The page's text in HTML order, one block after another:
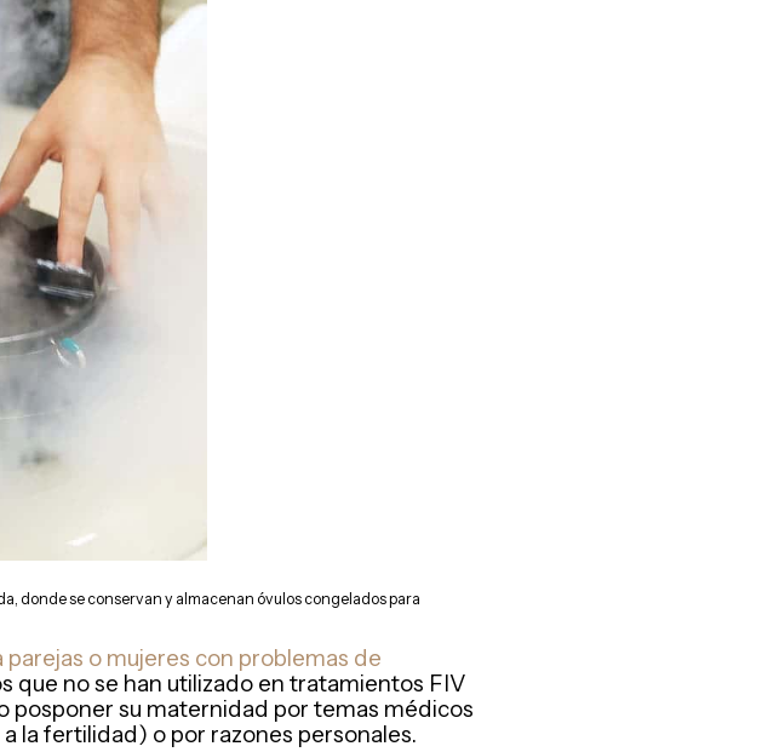
donde se conservan y almacenan óvulos congelados para
o mujeres con problemas de
que no se han utilizado en tratamientos FIV
posponer su maternidad por temas médicos
la fertilidad) o por razones personales.